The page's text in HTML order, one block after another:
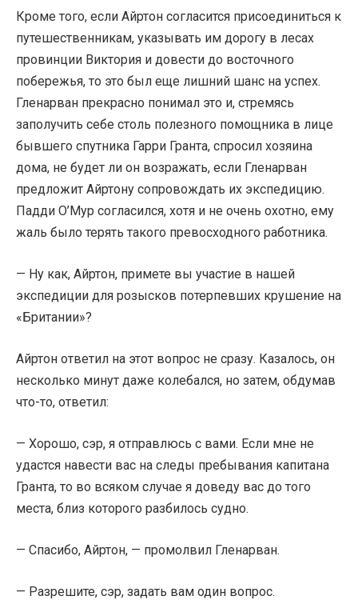
Кроме того, если Айртон согласится присоединиться к
путешественникам, указывать им дорогу в лесах
провинции Виктория и довести до восточного
побережья, то это был еще лишний шанс на успех.
Гленарван прекрасно понимал это и, стремясь
заполучить себе столь полезного помощника в лице
бывшего спутника Гарри Гранта, спросил хозяина
дома, не будет ли он возражать, если Гленарван
предложит Айртону сопровождать их экспедицию.
Падди О’Мур согласился, хотя и не очень охотно, ему
жаль было терять такого превосходного работника.
— Ну как, Айртон, примете вы участие в нашей
экспедиции для розысков потерпевших крушение на
«Британии»?
Айртон ответил на этот вопрос не сразу. Казалось, он
несколько минут даже колебался, но затем, обдумав
что-то, ответил:
— Хорошо, сэр, я отправлюсь с вами. Если мне не
удастся навести вас на следы пребывания капитана
Гранта, то во всяком случае я доведу вас до того
места, близ которого разбилось судно.
— Спасибо, Айртон, — промолвил Гленарван.
— Разрешите, сэр, задать вам один вопрос.